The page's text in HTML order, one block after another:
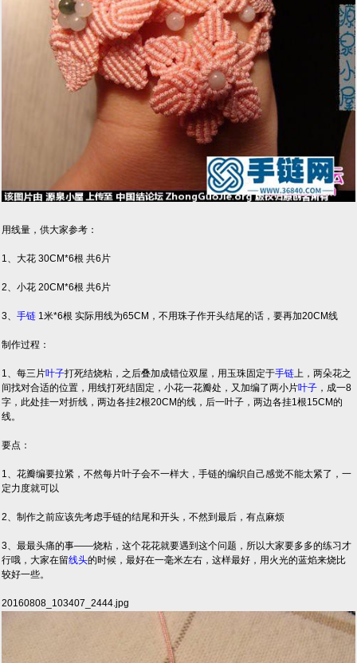
用线量，供大家参考：
1、大花 30CM*6根 共6片
2、小花 20CM*6根 共6片
3、手链 1米*6根 实际用线为65CM，不用珠子作开头结尾的话，要再加20CM线
制作过程：
1、每三片叶子打死结烧粘，之后叠加成错位双屋，用玉珠固定于手链上，两朵花之
间找对合适的位置，用线打死结固定，小花一花瓣处，又加编了两小片叶子 ，成一8
字，此处挂一对折线，两边各挂2根20CM的线，后一叶子，两边各挂1根15CM的
线。
要点：
1、花瓣编要拉紧，不然每片叶子会不一样大，手链的编织自己感觉不能太紧了，一
定力度就可以
2、制作之前应该先考虑手链的结尾和开头，不然到最后，有点麻烦
3、最最头痛的事——烧粘，这个花花就要遇到这个问题，所以大家要多多的练习才
行哦，大家在留线头的时候，最好在一毫米左右，这样最好，用火光的蓝焰来烧比
较好一些。
20160808_103407_2444.jpg